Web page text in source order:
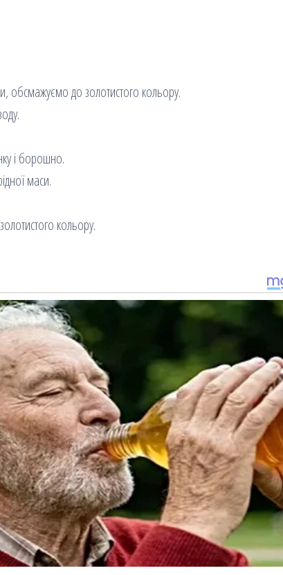
обсмажуємо до золотистого кольору.
і борошно.
маси.
кольору.